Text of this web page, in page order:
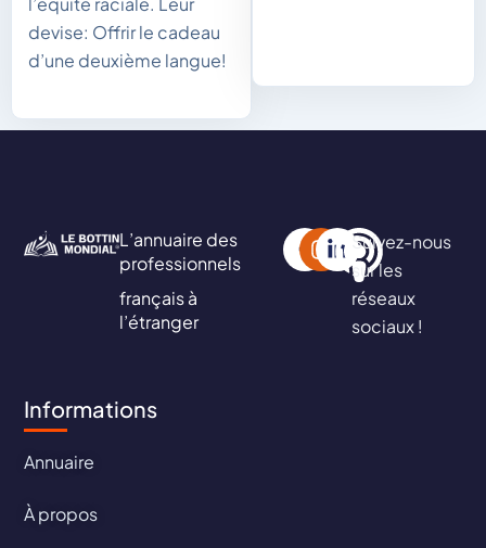
devise: Offrir le cadeau
d’une deuxième langue!
L’annuaire des
professionnels
français à
l’étranger
Suivez-nous
sur les
réseaux
sociaux !
Informations
Annuaire
À propos